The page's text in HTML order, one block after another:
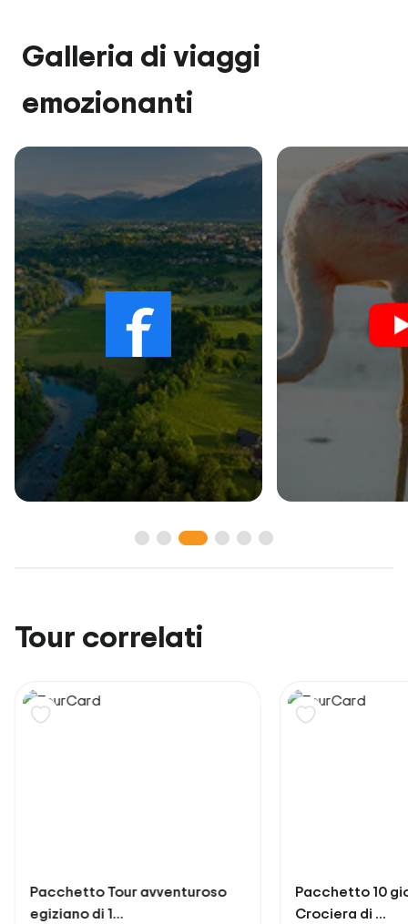
Galleria di viaggi
emozionanti
Tour correlati
Pacchetto Tour avventuroso
egiziano di 1...
Pacchetto 10
Crociera di ...